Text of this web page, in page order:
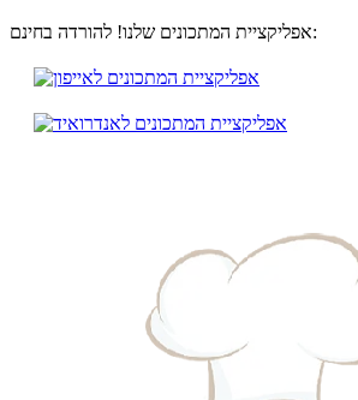
אפליקציית המתכונים שלנו! להורדה בחינם: